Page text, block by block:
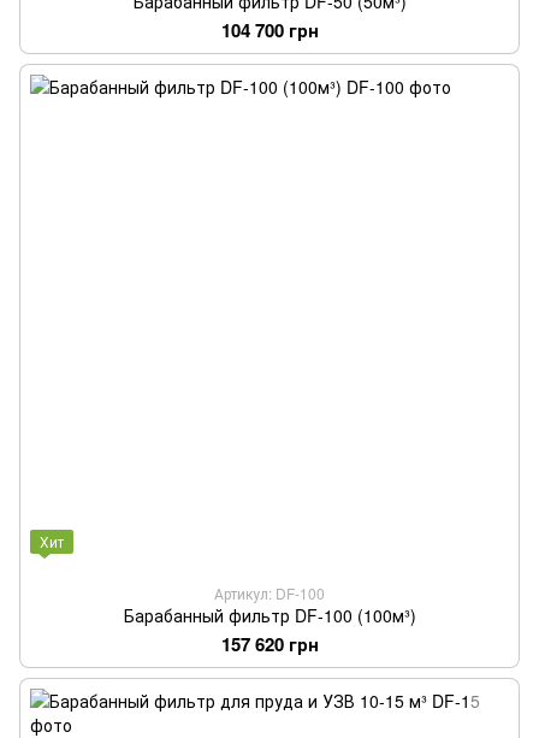
104 700 грн
Хит
Артикул: DF-100
Барабанный фильтр DF-100 (100м³)
157 620 грн